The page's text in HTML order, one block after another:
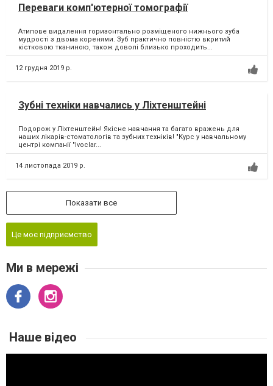
Переваги комп'ютерної томографії
Атипове видалення горизонтально розміщеного нижнього зуба
мудрості з двома коренями. Зуб практично повністю вкритий
кістковою тканиною, також доволі близько проходить...
12 грудня 2019 р.
Зубні техніки навчались у Ліхтенштейні
Подорож у Ліхтенштейн! Якісне навчання та багато вражень для
наших лікарів-стоматологів та зубних техніків! "Курс у навчальному
центрі компанії "Ivoclar...
14 листопада 2019 р.
Показати все
Це моє підприємство
Ми в мережі
Наше відео